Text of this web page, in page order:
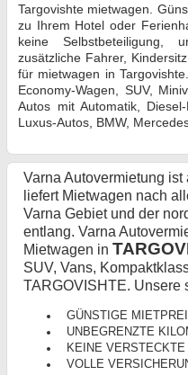
Targovishte mietwagen.
zu Ihrem Hotel oder
keine Selbstbeteiligung,
zusätzliche Fahrer,
für mietwagen in
Economy-Wagen, SUV,
Autos mit Automatik,
Luxus-Autos, BMW,
Varna Autovermietung
liefert Mietwagen nach
Varna Gebiet und der
entlang. Varna
Mietwagen in
SUV, Vans,
TARGOVISHTE. Unsere
GÜNSTIGE
UNBEGRENZTE
KEINE VERSTECKTE
VOLLE